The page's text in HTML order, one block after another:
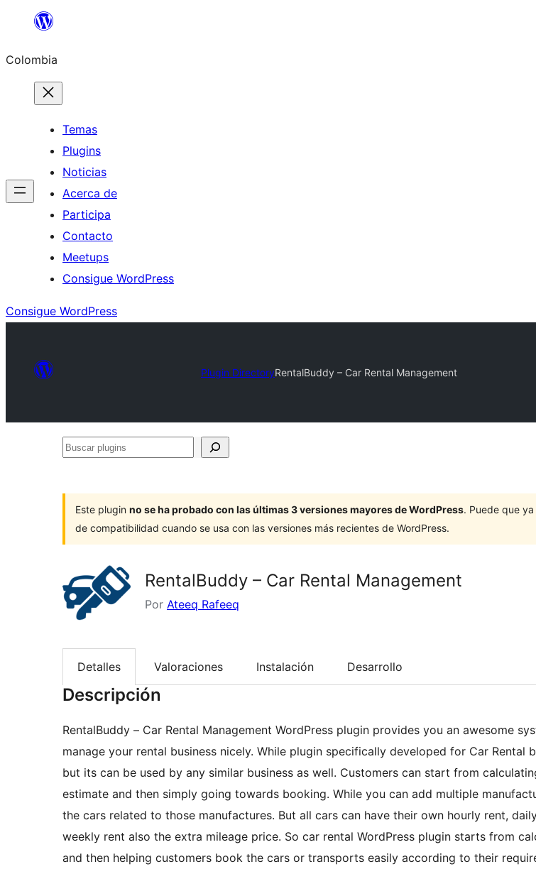
Saltar
contenido
Colombia
Temas
Plugins
Noticias
Acerca de
Participa
Contacto
Meetups
Consigue WordPress
Consigue WordPress
Plugin DirectoryRentalBuddy – Car Rental Management
Buscar
Este plugin no se ha probado con las últimas 3 versiones mayores de WordPress. Puede que
de compatibilidad cuando se usa con las versiones más recientes de WordPress.
RentalBuddy – Car Rental Management
Por Ateeq Rafeeq
Detalles Valoraciones Instalación Desarrollo
Descripción
RentalBuddy – Car Rental Management WordPress plugin provides you an awesome
manage your rental business nicely. While plugin specifically developed for Car Rental
but its can be used by any similar business as well. Customers can start from
estimate and then simply going towards booking. While you can add multiple
the cars related to those manufactures. But all cars can have their own hourly rent,
weekly rent also the extra mileage price. So car rental WordPress plugin starts from
and then helping customers book the cars or transports easily according to their